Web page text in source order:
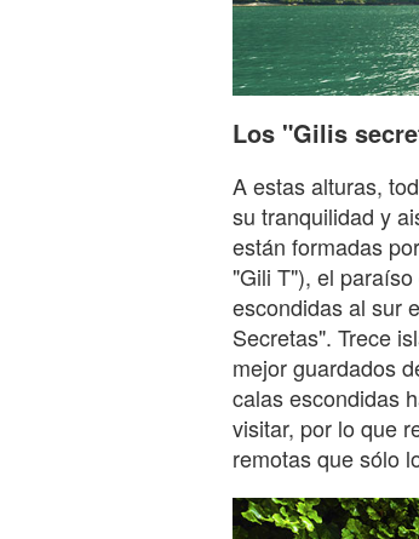
Los "Gilis
A estas alturas,
su tranquilidad y
están formadas
"Gili T"), el
escondidas al sur
Secretas". Trece
mejor guardados
calas escondidas
visitar, por lo que
remotas que sólo